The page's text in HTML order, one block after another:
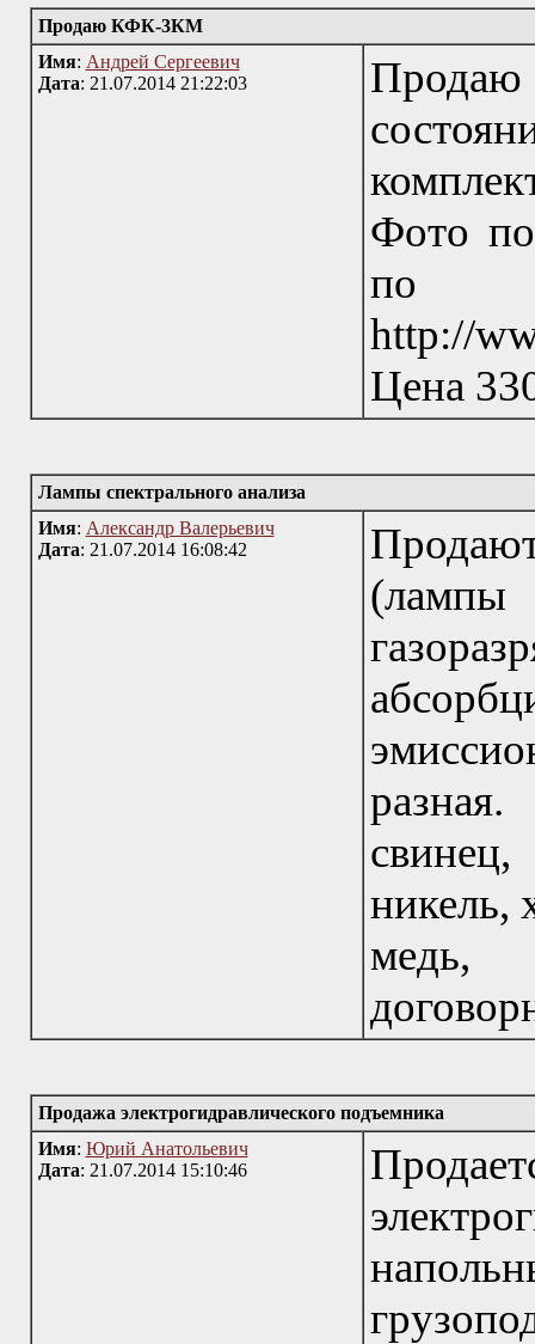
Продаю КФК-3КМ
Имя: Андрей Сергеевич
Дата: 21.07.2014 21:22:03
Фото
http://
Цена
Лампы спектрального анализа
Имя: Александр Валерьевич
Дата: 21.07.2014 16:08:42
никель,
медь,
Продажа электрогидравлического подъемника
Имя: Юрий Анатольевич
Дата: 21.07.2014 15:10:46